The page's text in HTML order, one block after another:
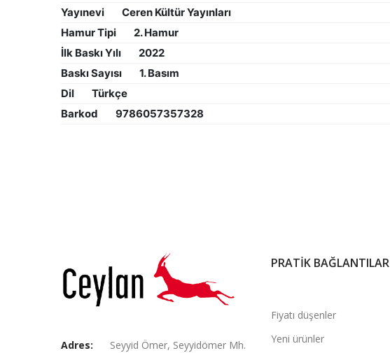
Yayınevi
Ceren Kültür Yayınları
Hamur Tipi
2. Hamur
İlk Baskı Yılı
2022
Baskı Sayısı
1. Basım
Dil
Türkçe
Barkod
9786057357328
Adres:
Seyyid Ömer, Seyyidömer Mh.
PRATİK BAĞLANTILAR
Fiyatı düşenler
Yeni ürünler